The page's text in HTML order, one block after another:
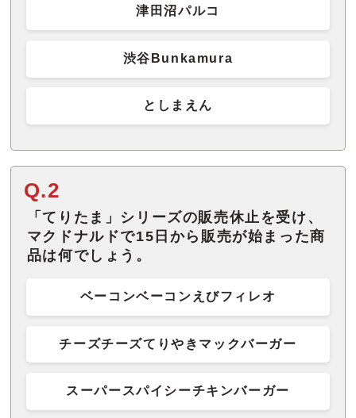
津田沼パルコ
渋谷Bunkamura
としまえん
Q.2
「てりたま」シリーズの販売休止を受け、
マクドナルドで15日から販売が始まった商
品は何でしょう。
ベーコンベーコンえびフィレオ
チーズチーズてりやきマックバーガー
スーパースパイシーチキンバーガー